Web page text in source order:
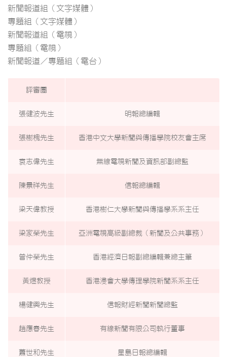
新聞報道組（文字媒體）
專題組（文字媒體）
新聞報道組（電視）
專題組（電視）
新聞報道／專題組（電台）
評審團
張健波先生 明報總編輯
張樹槐先生 香港中文大學新聞與傳播學院校友會主席
袁志偉先生 無線電視新聞及資訊部副總監
陳景祥先生 信報總編輯
梁天偉教授 香港樹仁大學新聞與傳播學系系主任
梁家榮先生 亞洲電視高級副總裁（新聞及公共事務）
曾仲榮先生 香港經濟日報副總編輯兼總主筆
黃煜教授 香港浸會大學傳理學院新聞系系主任
楊健興先生 信報財經新聞新聞總監
趙應春先生 有線新聞有限公司執行董事
蕭世和先生 星島日報總編輯